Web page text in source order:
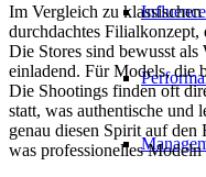
Im Vergleich zu
durchdachtes Filialkonzept,
Die Stores sind bewusst
einladend. Für Models, die
Die Shootings finden oft
statt, was authentische und
genau diesen Spirit auf den
was professionelles